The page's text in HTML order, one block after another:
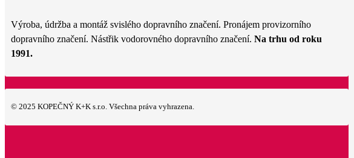
Výroba, údržba a montáž svislého dopravního značení. Pronájem provizorního
dopravního značení. Nástřik vodorovného dopravního značení. Na trhu od roku
1991.
© 2025 KOPEČNÝ K+K s.r.o. Všechna práva vyhrazena.